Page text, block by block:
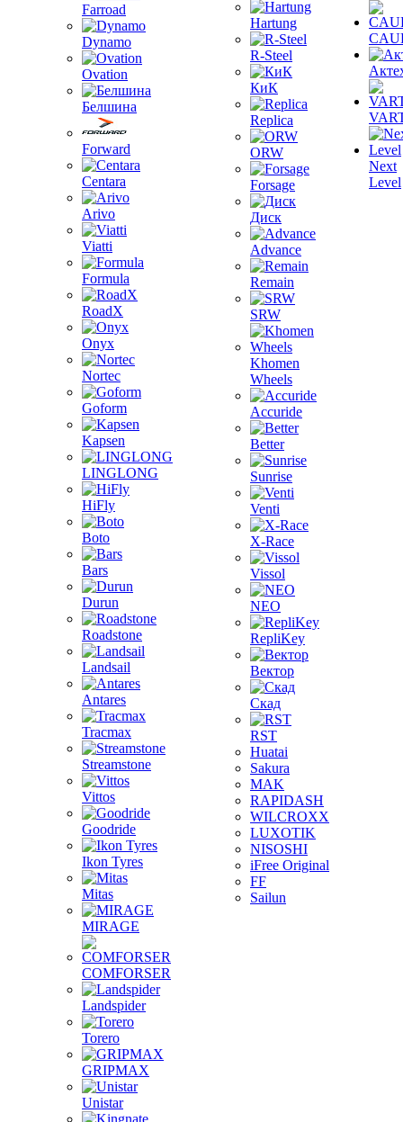
Farroad
Dynamo
Ovation
Белшина
Forward
Centara
Arivo
Viatti
Formula
RoadX
Onyx
Nortec
Goform
Kapsen
LINGLONG
HiFly
Boto
Bars
Durun
Roadstone
Landsail
Antares
Tracmax
Streamstone
Vittos
Goodride
Ikon Tyres
Mitas
MIRAGE
COMFORSER
Landspider
Torero
GRIPMAX
Unistar
Hartung
R-Steel
КиК
Replica
ORW
Forsage
Диск
Advance
Remain
SRW
Khomen
Wheels
Accuride
Better
Sunrise
Venti
X-Race
Vissol
NEO
RepliKey
Вектор
Скад
RST
Huatai
Sakura
MAK
RAPIDASH
WILCROXX
LUXOTIK
NISOSHI
iFree Original
FF
Sailun
Next
Level